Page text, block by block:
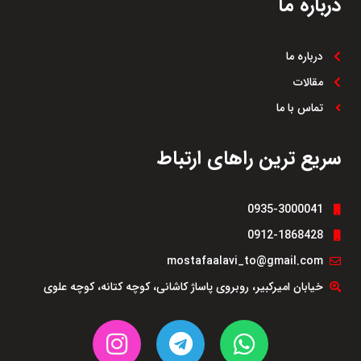
درباره ما
مقالات
تماس با ما
سریع ترین راهای ارتباط
0935-3000041
0912-1868428
mostafaalavi_to@gmail.com
خیابان امیرکبیر، روبروی پاساژ کاشانی، کوچه کتانه، کوچه علوی